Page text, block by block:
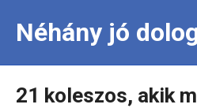
Néhány jó
21 koleszos, akik